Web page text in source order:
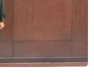
trên xe đưa
bị kiến thức
trên xe ôtô